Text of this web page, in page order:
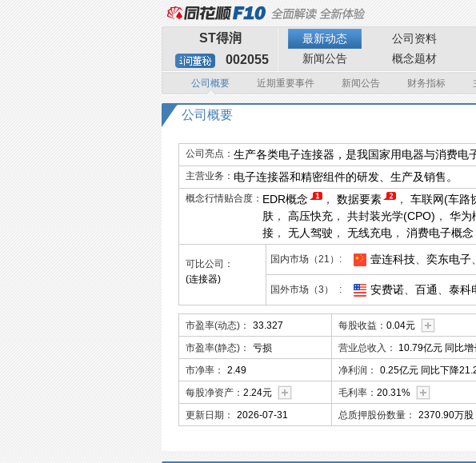
ST得润
002055
最新动态 公司资料
新闻公告
概念题材
公司概要 近期重要事件 新闻公告 财务指标
公司概要
公司亮点： 生产各类电子连接器，是我国家用电器与消费电
主营业务： 电子连接器和精密组件的研发、生产及销售。
概念行情贴合度： EDR概念 ， 数据要素 ， 车联网(车路
肤 ， 高压快充 ， 共封装光学(CPO) ， 华为
接 ， 无人驾驶 ， 无线充电 ， 消费电子概念
可比公司：
(连接器)
国内市场（21） 壹连科技 奕东电子
国外市场（3） 安费诺 百通 泰科
市盈率(动态)： 33.327 每股收益： 0.04元
市盈率(静态)：
亏损 营业总收入： 10.79亿元 同比
市净率：
2.49 净利润： 0.25亿元 同比下降
每股净资产： 2.24元 毛利率： 20.31%
更新日期：
2026-07-31 总质押股份数量： 2370.90万股